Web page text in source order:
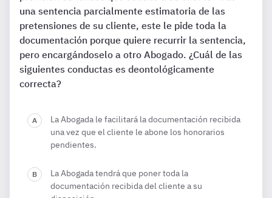
una sentencia parcialmente estimatoria de las
pretensiones de su cliente, este le pide toda la
documentación porque quiere recurrir la sentencia,
pero encargándoselo a otro Abogado. ¿Cuál de las
siguientes conductas es deontológicamente
correcta?
La Abogada le facilitará la documentación recibida
una vez que el cliente le abone los honorarios
pendientes.
La Abogada tendrá que poner toda la
documentación recibida del cliente a su